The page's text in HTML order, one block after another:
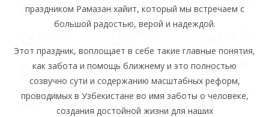
праздником Рамазан хайит, который мы встречаем с
большой радостью, верой и надеждой.
Этот праздник, воплощает в себе такие главные понятия,
как забота и помощь ближнему и это полностью
созвучно сути и содержанию масштабных реформ,
проводимых в Узбекистане во имя заботы о человеке,
создания достойной жизни для наших